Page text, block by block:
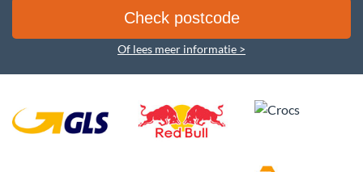
Of lees meer informatie >